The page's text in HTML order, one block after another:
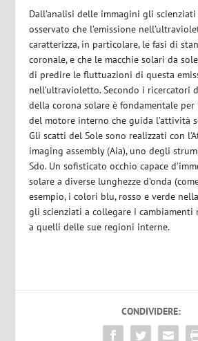
Dall’analisi delle immagini gli
osservato che l’emissione
caratterizza, in particolare, le fasi di
coronale, e che le macchie solari da
di predire le fluttuazioni di questa
nell’ultravioletto. Secondo i ricercatori
della corona solare è fondamentale
del motore interno che guida l’attività
Gli scatti del Sole sono realizzati con
imaging assembly (Aia), uno degli
Sdo. Un sofisticato occhio capace
solare a diverse lunghezze d’onda
esempio, i colori blu, rosso e verde
gli scienziati a collegare i cambiamenti
a quelli delle sue regioni interne.
CONDIVIDERE: